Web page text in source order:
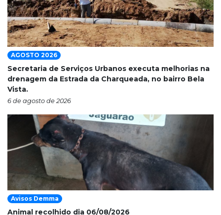
AGOSTO 2026
Secretaria de Serviços Urbanos executa melhorias na
drenagem da Estrada da Charqueada, no bairro Bela
Vista.
6 de agosto de 2026
Avisos Demma
Animal recolhido dia 06/08/2026